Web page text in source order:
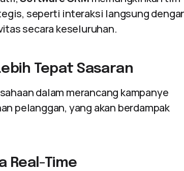
seperti interaksi langsung
secara keseluruhan.
Tepat Sasaran
dalam merancang kampanye
pelanggan, yang akan berdampak
Real-Time